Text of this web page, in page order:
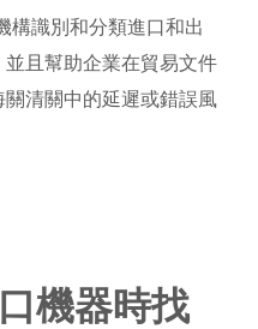
構識別和分類進口和出
且幫助企業在貿易文件
清關中的延遲或錯誤風
機器時找